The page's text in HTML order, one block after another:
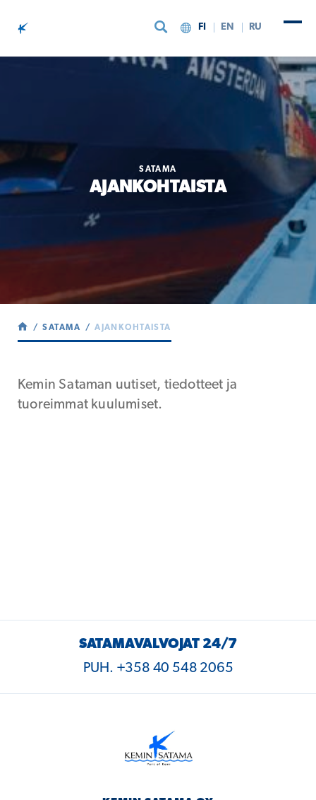
FI EN RU
SATAMA
AJANKOHTAISTA
SATAMA AJANKOHTAISTA
Kemin Sataman uutiset, tiedotteet ja
tuoreimmat kuulumiset.
SATAMAVALVOJAT 24/7
PUH. +358 40 548 2065